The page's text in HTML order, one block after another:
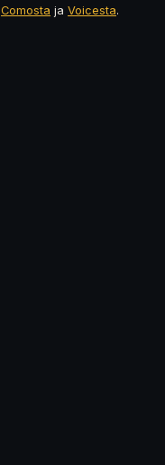
Comosta ja Voicesta.